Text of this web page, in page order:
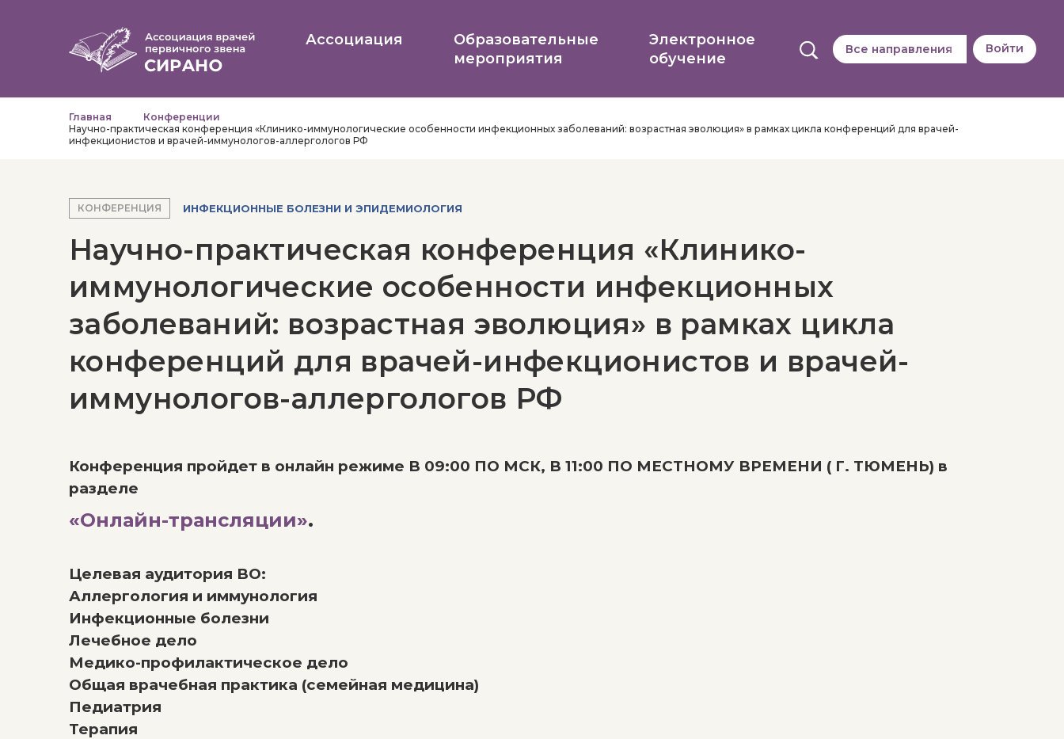
Ассоциация
Образовательные
мероприятия
Электронное
обучение
Все направления Войти
Главная
Конференции
Научно-практическая конференция «Клинико-иммунологические особенности инфекционных заболеваний: возрастная эволюция» в рамках цикла конференций для врачей-
инфекционистов и врачей-иммунологов-аллергологов РФ
КОНФЕРЕНЦИЯ ИНФЕКЦИОННЫЕ БОЛЕЗНИ И ЭПИДЕМИОЛОГИЯ
Научно-практическая конференция «Клинико-
иммунологические особенности инфекционных
заболеваний: возрастная эволюция» в рамках цикла
конференций для врачей-инфекционистов и врачей-
иммунологов-аллергологов РФ
Конференция пройдет в онлайн режиме В 09:00 ПО МСК, В 11:00 ПО МЕСТНОМУ ВРЕМЕНИ ( Г. ТЮМЕНЬ) в
разделе
«Онлайн-трансляции».
Целевая аудитория ВО:
Аллергология и иммунология
Инфекционные болезни
Лечебное дело
Медико-профилактическое дело
Общая врачебная практика (семейная медицина)
Педиатрия
Терапия